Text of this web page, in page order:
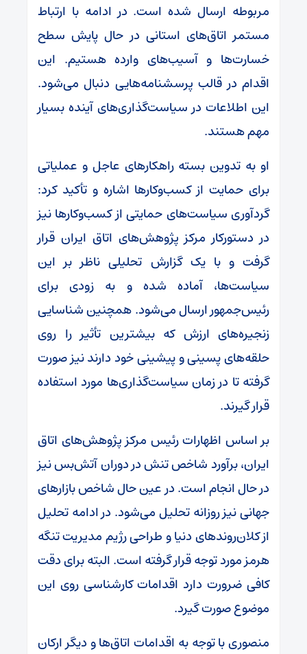
مربوطه ارسال شده است. در ادامه با ارتباط
مستمر اتاق‌های استانی در حال پایش سطح
خسارت‌ها و آسیب‌های وارده هستیم. این
اقدام در قالب پرسشنامه‌هایی دنبال می‌شود.
این اطلاعات در سیاست‌گذاری‌های آینده بسیار
مهم هستند.
او به تدوین بسته راهکار‌های عاجل و عملیاتی
برای حمایت از کسب‌وکار‌ها اشاره و تأکید کرد:
گردآوری سیاست‌های حمایتی از کسب‌وکار‌ها نیز
در دستورکار مرکز پژوهش‌های اتاق ایران قرار
گرفت و با یک گزارش تحلیلی ناظر بر این
سیاست‌ها، آماده شده و به زودی برای
رئیس‌جمهور ارسال می‌شود. همچنین شناسایی
زنجیره‌های ارزش که بیشترین تأثیر را روی
حلقه‌های پسینی و پیشینی خود دارند نیز صورت
گرفته تا در زمان سیاست‌گذاری‌ها مورد استفاده
قرار گیرند.
بر اساس اظهارات رئیس مرکز پژوهش‌های اتاق
ایران، برآورد شاخص تنش در دوران آتش‌بس نیز
در حال انجام است. در عین حال شاخص بازار‌های
جهانی نیز روزانه تحلیل می‌شود. در ادامه تحلیل
از کلان‌روند‌های دنیا و طراحی رژیم مدیریت تنگه
هرمز مورد توجه قرار گرفته است. البته برای دقت
کافی ضرورت دارد اقدامات کارشناسی روی این
موضوع صورت گیرد.
منصوری با توجه به اقدامات اتاق‌ها و دیگر ارکان